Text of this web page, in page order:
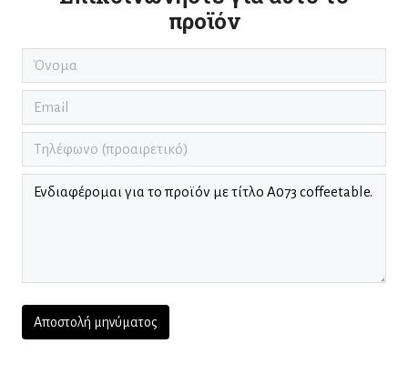
προϊόν